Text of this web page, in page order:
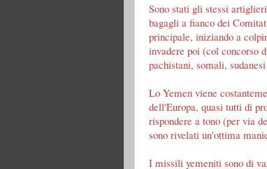
Sono stati gli stessi
bagagli a fianco dei
principale, iniziando a
invadere poi (col concorso
pachistani, somali,
Lo Yemen viene
dell'Europa, quasi tutti di
rispondere a tono (per via
sono rivelati un'ottima
I missili yemeniti sono di